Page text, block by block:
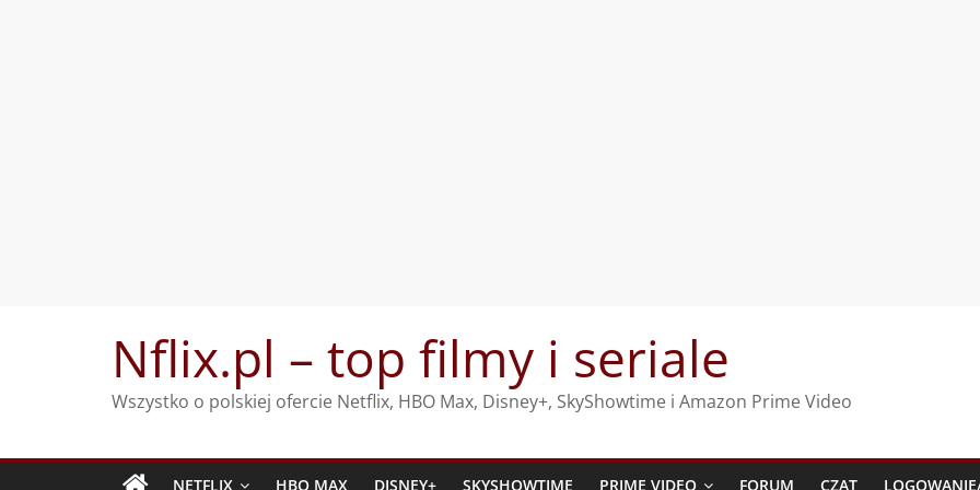
Nflix.pl – top filmy i seriale
Wszystko o polskiej ofercie Netflix, HBO Max, Disney+, SkyShowtime i Amazon Prime Video
NETFLIX HBO MAX DISNEY+ SKYSHOWTIME PRIME VIDEO FORUM CZAT